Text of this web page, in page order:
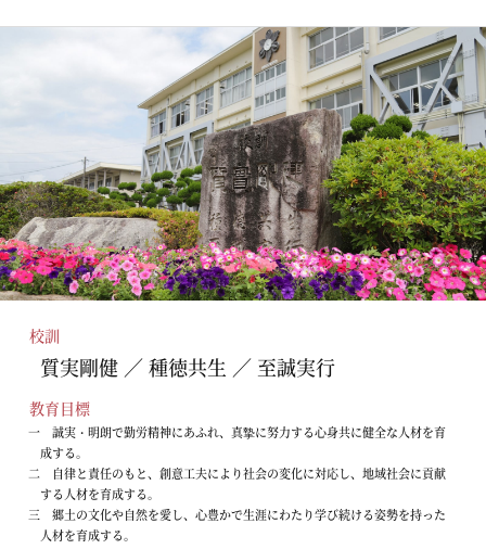
校訓
質実剛健 ／ 種徳共生 ／ 至誠実行
教育目標
一 誠実・明朗で勤労精神にあふれ、真摯に努力する心身共に健全な人材を育
成する。
二 自律と責任のもと、創意工夫により社会の変化に対応し、地域社会に貢献
する人材を育成する。
三 郷土の文化や自然を愛し、心豊かで生涯にわたり学び続ける姿勢を持った
人材を育成する。